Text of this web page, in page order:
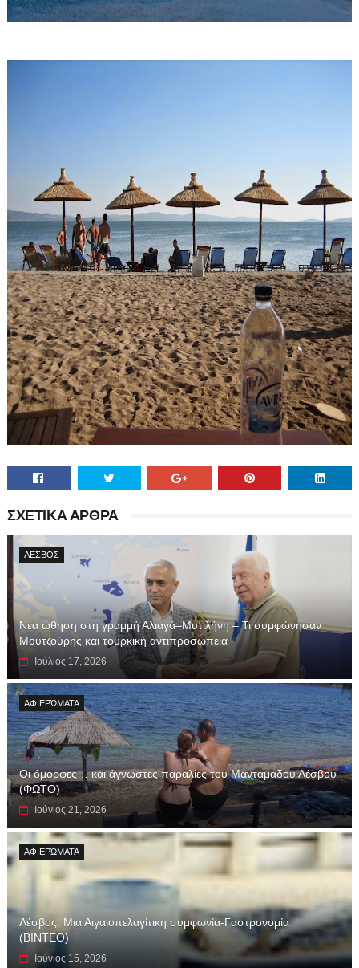
ΣΧΕΤΙΚΑ ΑΡΘΡΑ
ΛΕΣΒΟΣ
Νέα ώθηση στη γραμμή Αλιαγά–Μυτιλήνη – Τι συμφώνησαν
Μουτζούρης και τουρκική αντιπροσωπεία
Ιούλιος 17, 2026
ΑΦΙΕΡΏΜΑΤΑ
Οι όμορφες… και άγνωστες παραλίες του Μανταμαδου Λέσβου
(ΦΩΤΟ)
Ιούνιος 21, 2026
ΑΦΙΕΡΏΜΑΤΑ
Λέσβος. Μια Αιγαιοπελαγίτικη συμφωνία-Γαστρονομία
(ΒΙΝΤΕΟ)
Ιούνιος 15, 2026